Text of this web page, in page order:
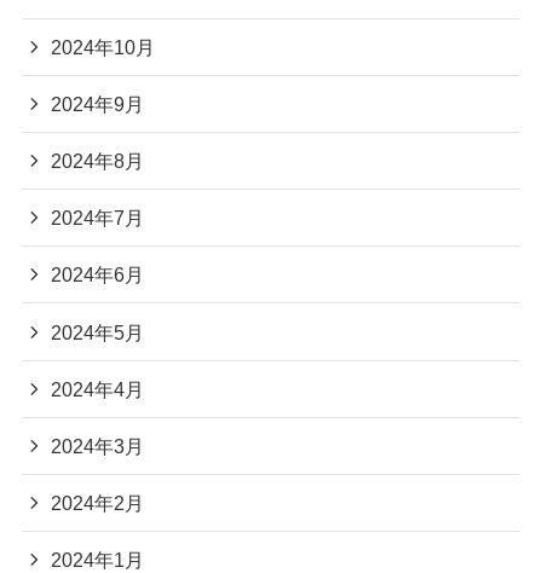
2024年10月
2024年9月
2024年8月
2024年7月
2024年6月
2024年5月
2024年4月
2024年3月
2024年2月
2024年1月